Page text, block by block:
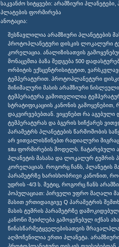
საკვანძო სიტყვები: არამზიური
პლატების ფორმირება
ანოტაცია:
შესწავლილია არამზიური პლანეტების
პროტოპლანეტური დისკის ლოკალური
კორელაცია. ანალიზისათვის
მონაცემთა ბაზა შედგება 500
ორბიტის ექსცენტრისიტეტით,
ტემპერატურით. პროტოპლანეტური
მინიმალური მასის არამზიური
ტემპერატურა გამოთვლილია
სტრატიფიკაციის კანონის გამოყენებით,
დაკვირვებებთან. ვიყენებთ რა აგებული
ტემპერატურას და ბგერის სიჩქარეს
პარამეტრს პლანეტების წარმოშობის
არ ვითვალისწინებთ რადიალური
situ ფორმირების მოდელს. ჩატარებული
პლანეტის მასასა და ლოკალურ ტუმრის
კორელაციას. როგორც ჩანს, პლანეტის
პარამეტრზე ხარისხობრივი კანონით,
უდრის -4/3 ს. მეტიც, როგორც ჩანს
პოპულაციათ: პირველი უფრო მაღალი
მასით ერთიდაიგივე Q პარამეტრის
მასის ტუმრის პარამეტრზე
კანონი შეიძლება გამოყენებულ იქნას
წინასწარმეტყველებისათვის
აღმოჩენილია ერთი პლანეტა. არამზიური